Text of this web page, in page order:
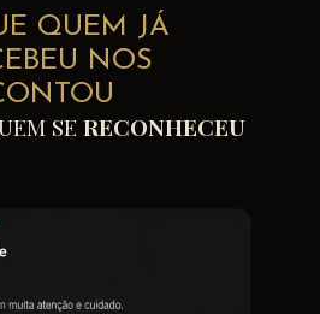
QUEM JÁ
NOS
SE RECONHECEU